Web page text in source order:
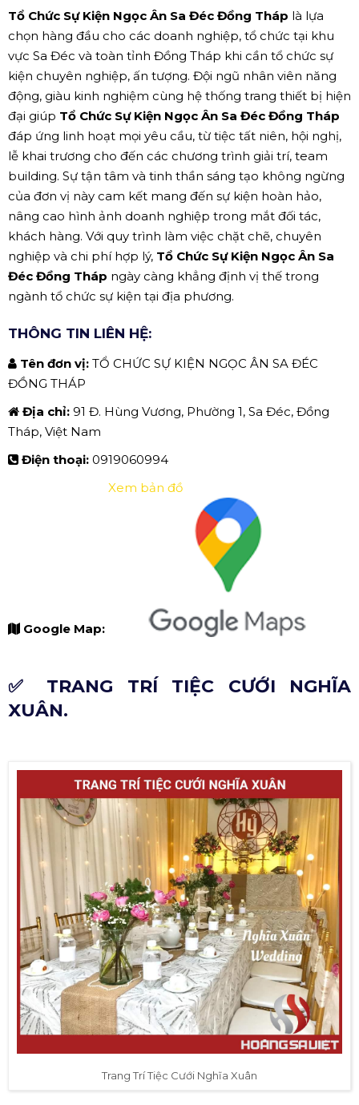
Tổ Chức Sự Kiện Ngọc Ân Sa Đéc Đồng Tháp là lựa
chọn hàng đầu cho các doanh nghiệp, tổ chức tại khu
vực Sa Đéc và toàn tỉnh Đồng Tháp khi cần tổ chức sự
kiện chuyên nghiệp, ấn tượng. Đội ngũ nhân viên năng
động, giàu kinh nghiệm cùng hệ thống trang thiết bị hiện
đại giúp Tổ Chức Sự Kiện Ngọc Ân Sa Đéc Đồng Tháp
đáp ứng linh hoạt mọi yêu cầu, từ tiệc tất niên, hội nghị,
lễ khai trương cho đến các chương trình giải trí, team
building. Sự tận tâm và tinh thần sáng tạo không ngừng
của đơn vị này cam kết mang đến sự kiện hoàn hảo,
nâng cao hình ảnh doanh nghiệp trong mắt đối tác,
khách hàng. Với quy trình làm việc chặt chẽ, chuyên
nghiệp và chi phí hợp lý, Tổ Chức Sự Kiện Ngọc Ân Sa
Đéc Đồng Tháp ngày càng khẳng định vị thế trong
ngành tổ chức sự kiện tại địa phương.
THÔNG TIN LIÊN HỆ:
Tên đơn vị: TỔ CHỨC SỰ KIỆN NGỌC ÂN SA ĐÉC
ĐỒNG THÁP
Địa chỉ: 91 Đ. Hùng Vương, Phường 1, Sa Đéc, Đồng
Tháp, Việt Nam
Điện thoại: 0919060994
Google Map:
Xem bản đồ
✅ TRANG TRÍ TIỆC CƯỚI NGHĨA
XUÂN.
Trang Trí Tiệc Cưới Nghĩa Xuân